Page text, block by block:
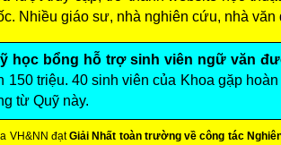
Nhiều giáo sư, nhà nghiên cứu, nhà văn
học bổng hỗ trợ sinh viên ngữ văn
150 triệu. 40 sinh viên của Khoa gặp
từ Quỹ này.
VH&NN đạtGiải Nhất toàn trường về công tác